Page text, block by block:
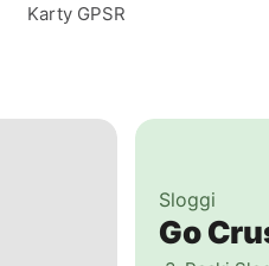
Karty GPSR
Sloggi
Go